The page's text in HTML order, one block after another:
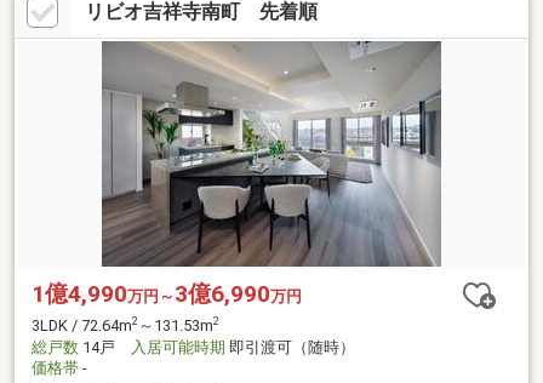
リビオ吉祥寺南町 先着順
1億4,990万円～ 3億6,990万円
3LDK / 72.64m2 ～131.53m2
総戸数 14戸 入居可能時期 即引渡可（随時）
価格帯 -